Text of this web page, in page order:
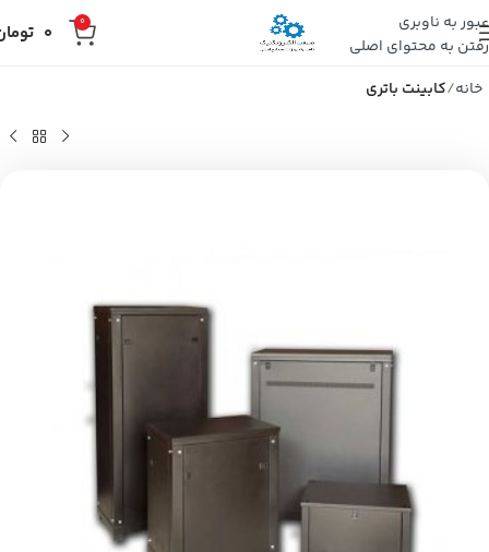
عبور به ناوبری
رفتن به محتوای اصلی
0
0
خانه کابینت باتری